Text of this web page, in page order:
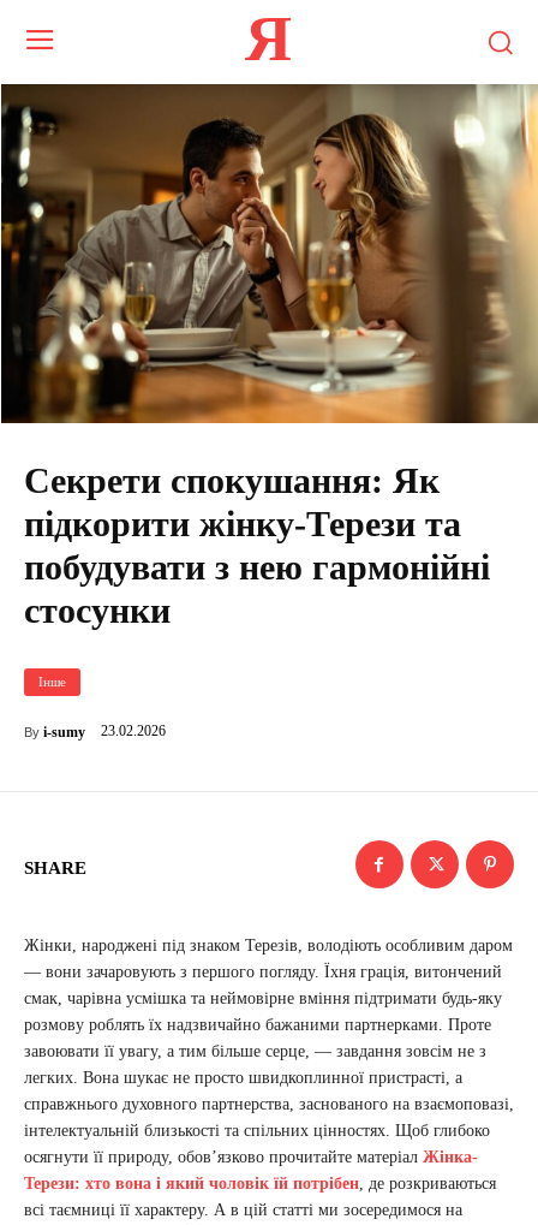
Я
Секрети спокушання: Як
підкорити жінку-Терези та
побудувати з нею гармонійні
стосунки
Інше
By i-sumy 23.02.2026
SHARE
Жінки, народжені під знаком Терезів, володіють особливим даром
— вони зачаровують з першого погляду. Їхня грація, витончений
смак, чарівна усмішка та неймовірне вміння підтримати будь-яку
розмову роблять їх надзвичайно бажаними партнерками. Проте
завоювати її увагу, а тим більше серце, — завдання зовсім не з
легких. Вона шукає не просто швидкоплинної пристрасті, а
справжнього духовного партнерства, заснованого на взаємоповазі,
інтелектуальній близькості та спільних цінностях. Щоб глибоко
осягнути її природу, обов’язково прочитайте матеріал Жінка-
Терези: хто вона і який чоловік їй потрібен , де розкриваються
всі таємниці її характеру. А в цій статті ми зосередимося на